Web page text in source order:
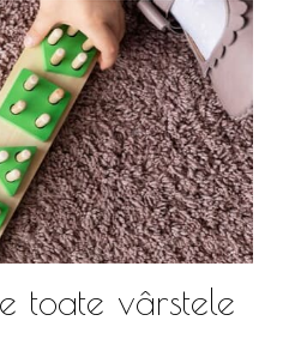
toate vârstele